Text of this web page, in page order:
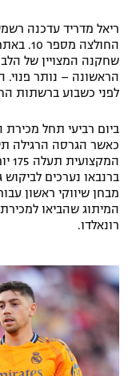
תקנון עבור
תקנון עבור פעילות ספורט
גיימינג E-Sports
מדיניות פרטיות
תקנון פעילות ספורט
הצטרפות לחבילת
לוח דרושים – ג'ובנט
תגיות
ספורט אתגרי
אומנויות לחימה
גיימינג E-Sports
ריאל מדריד עדכנה
הראשונה – נותר
לפני כשבוע ברשתות
ברנבאו נערכים
מבחן שיווקי ראשון
המיתוג שהביאו
רונאלדו.